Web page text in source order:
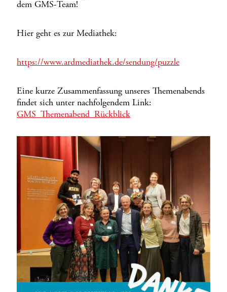
dem GMS-Team!
Hier geht es zur Mediathek:
https://www.ardmediathek.de/sendung/puzzle
Eine kurze Zusammenfassung unseres Themenabends
findet sich unter nachfolgendem Link:
GMS_Themenabend_Rückblick